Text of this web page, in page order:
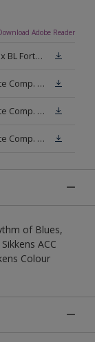
Adobe Reader
Technisch informatieblad Sikkens Redox BL Forte (PDF)
Veiligheidsinformatieblad Redox BL Forte Comp. B (MSDS)
Veiligheidsinformatieblad Redox BL Forte Comp. -A W05 (MSDS)
Veiligheidsinformatieblad Redox BL Forte Comp. -A N00 (MSDS)
of Blues,
ACC
Colour